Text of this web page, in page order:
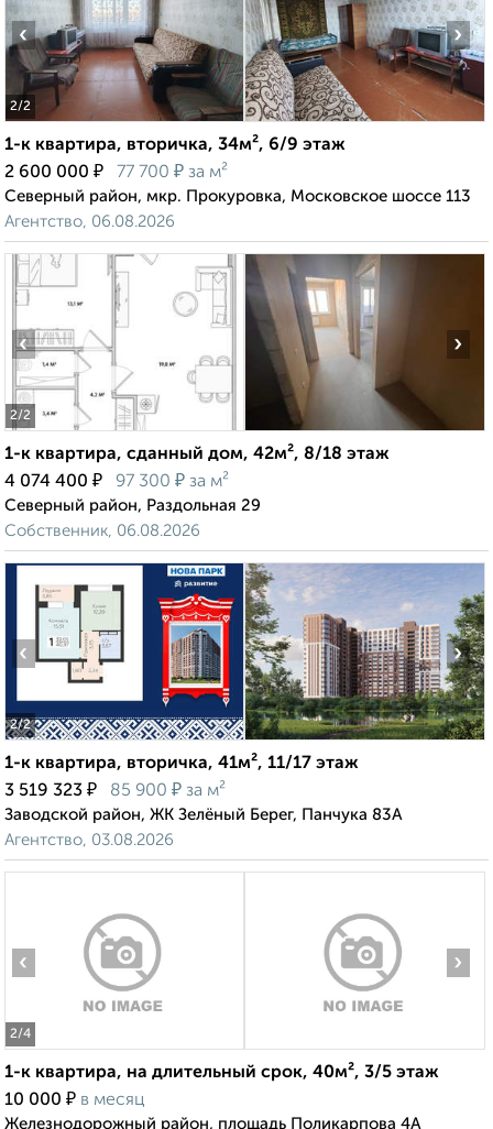
2/2
‹ ›
1-к квартира, вторичка, 34м², 6/9 этаж
2 600 000 ₽ 77 700 ₽ за м²
Северный район, мкр. Прокуровка, Московское шоссе 113
Агентство, 06.08.2026
2/2
‹ ›
1-к квартира, сданный дом, 42м², 8/18 этаж
4 074 400 ₽ 97 300 ₽ за м²
Северный район, Раздольная 29
Собственник, 06.08.2026
2/2
‹ ›
1-к квартира, вторичка, 41м², 11/17 этаж
3 519 323 ₽ 85 900 ₽ за м²
Заводской район, ЖК Зелёный Берег, Панчука 83А
Агентство, 03.08.2026
2/4
‹ ›
1-к квартира, на длительный срок, 40м², 3/5 этаж
10 000 ₽ в месяц
Железнодорожный район, площадь Поликарпова 4А